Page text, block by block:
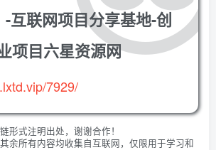
互联网项目分享基地-创
项目六星资源网
7929/
形式注明出处，谢谢合作！
余所有内容均收集自互联网，仅限用于学习和